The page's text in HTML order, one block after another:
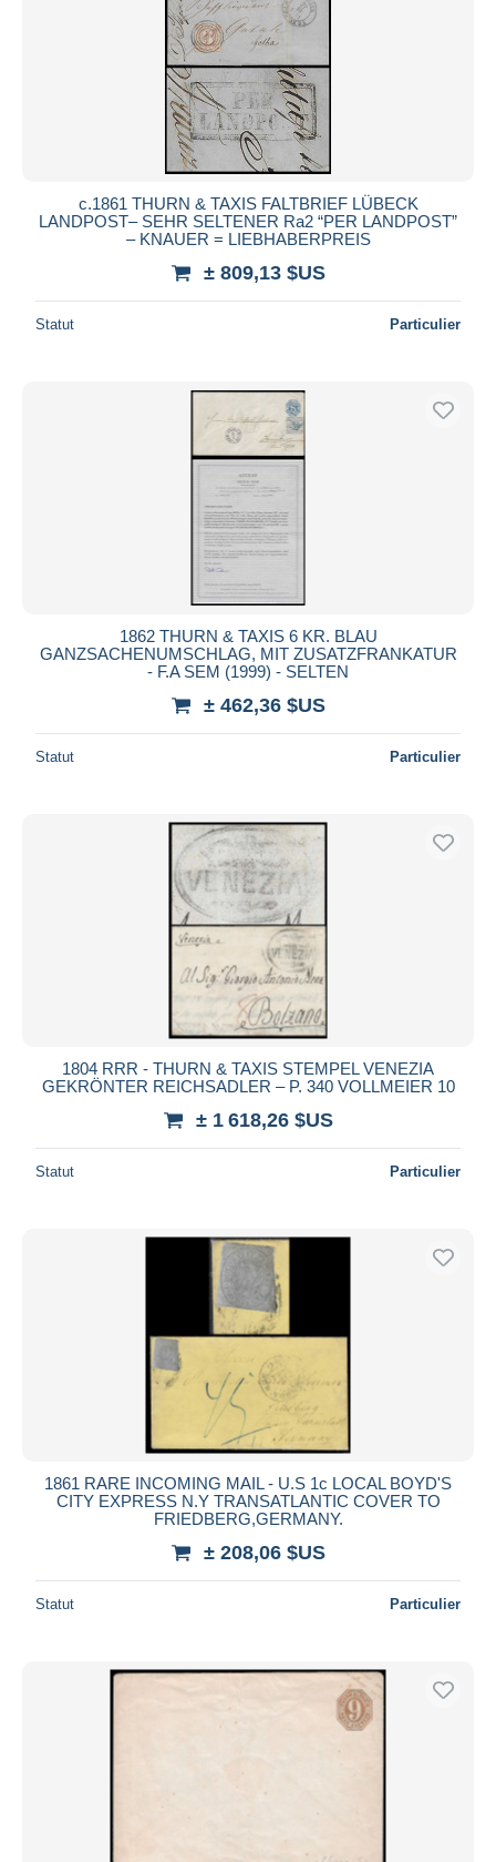
c.1861 THURN & TAXIS FALTBRIEF LÜBECK
LANDPOST– SEHR SELTENER Ra2 “PER LANDPOST”
– KNAUER = LIEBHABERPREIS
± 809,13 $US
Statut Particulier
1862 THURN & TAXIS 6 KR. BLAU
GANZSACHENUMSCHLAG, MIT ZUSATZFRANKATUR
- F.A SEM (1999) - SELTEN
± 462,36 $US
Statut Particulier
1804 RRR - THURN & TAXIS STEMPEL VENEZIA
GEKRÖNTER REICHSADLER – P. 340 VOLLMEIER 10
± 1 618,26 $US
Statut Particulier
1861 RARE INCOMING MAIL - U.S 1c LOCAL BOYD'S
CITY EXPRESS N.Y TRANSATLANTIC COVER TO
FRIEDBERG,GERMANY.
± 208,06 $US
Statut Particulier